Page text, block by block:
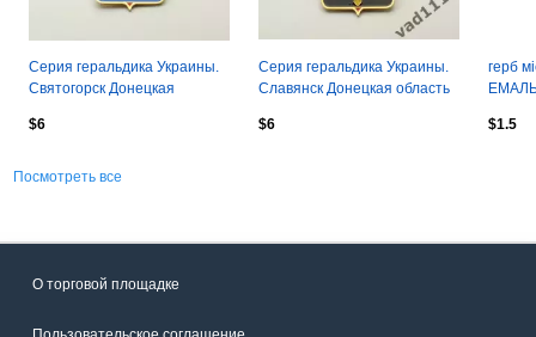
Серия геральдика Украины.
Святогорск Донецкая
$6
Серия геральдика Украины.
Славянск Донецкая область
$6
герб
ЕМАЛЬ
$1.5
Посмотреть все
О торговой площадке